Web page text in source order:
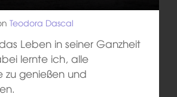
Teodora Dascal
Leben in seiner Ganzheit
lernte ich, alle
zu genießen und